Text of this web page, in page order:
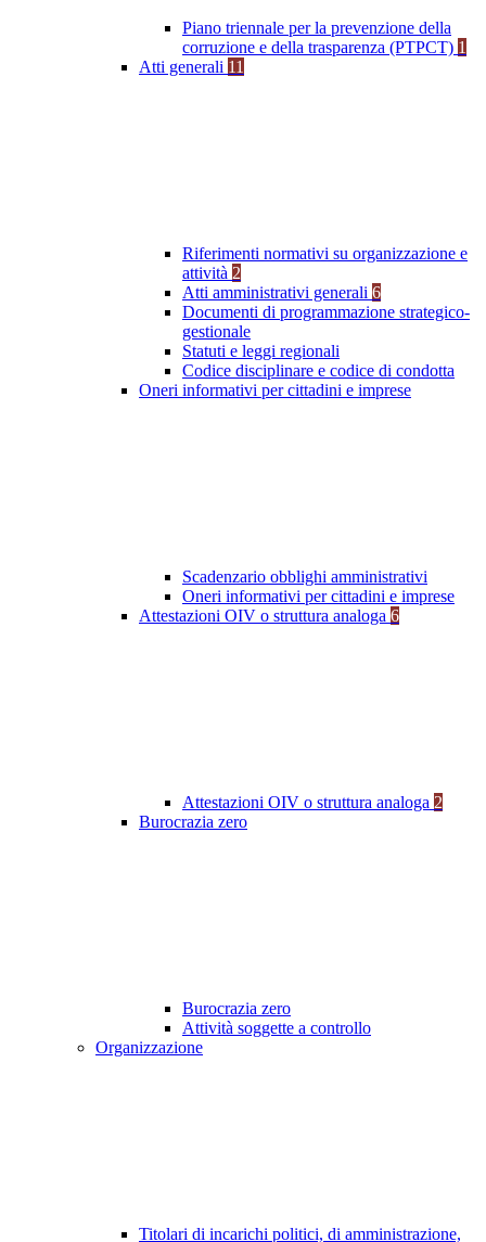
Piano triennale per la prevenzione della
corruzione e della trasparenza (PTPCT) 1
Atti generali 11
Riferimenti normativi su organizzazione e
attività 2
Atti amministrativi generali 6
Documenti di programmazione strategico-
gestionale
Statuti e leggi regionali
Codice disciplinare e codice di condotta
Oneri informativi per cittadini e imprese
Scadenzario obblighi amministrativi
Oneri informativi per cittadini e imprese
Attestazioni OIV o struttura analoga 6
Attestazioni OIV o struttura analoga 2
Burocrazia zero
Burocrazia zero
Attività soggette a controllo
Organizzazione
Titolari di incarichi politici, di amministrazione,